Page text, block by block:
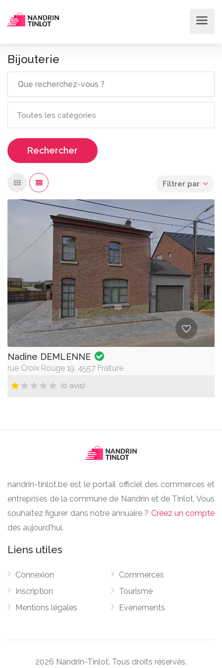
Bijouterie
Rechercher
Filtrer par
Nadine DEMLENNE
rue Croix Rouge 19, 4557 Fraiture
(0 avis)
nandrin-tinlot.be est le portail officiel des commerces et
entreprises de la commune de Nandrin et de Tinlot. Vous
souhaitez figurer dans notre annuaire ? Créez un compte
dès aujourd'hui.
Liens utiles
Connexion
Inscription
Mentions légales
Commerces
Tourisme
Evènements
2026 Nandrin-Tinlot. Tous droits réservés.